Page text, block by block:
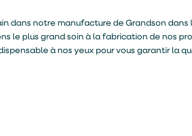
dans notre manufacture de Grandson dans
le plus grand soin à la fabrication de nos
à nos yeux pour vous garantir la